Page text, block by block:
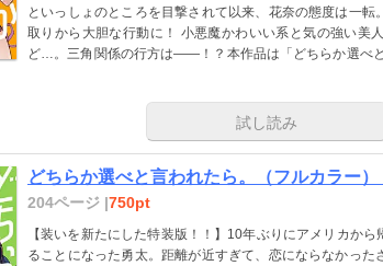
といっしょのところを目撃されて以来、花奈の態度は一
取りから大胆な行動に！ 小悪魔かわいい系と気の強い美
ど…。三角関係の行方は――！？本作品は「どちらか選べ
試し読み
どちらか選べと言われたら。（フルカラー
204ページ |750pt
【装いを新たにした特装版！！】10年ぶりにアメリカか
ることになった勇太。距離が近すぎて、恋にならなかっ